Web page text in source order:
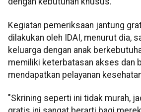
Kegiatan pemeriksaan jantung
dilakukan oleh IDAI, menurut dia,
keluarga dengan anak
memiliki keterbatasan akses dan
mendapatkan pelayanan
"Skrining seperti ini tidak murah,